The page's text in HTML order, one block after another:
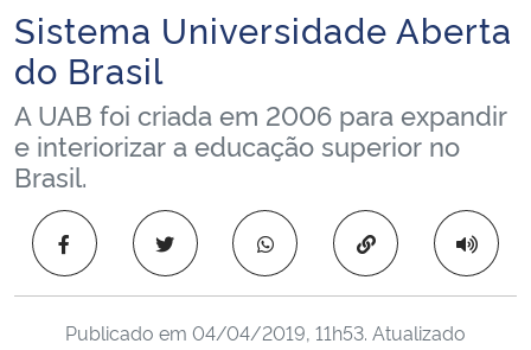
Ministério da Infraestrutura
Ministério da Agricultura, Pecuária e Abastecimento
Ministério da Educação
Ministério da Cidadania
Ministério da Saúde
Início do conteúdo
Sistema Universidade Aberta
do Brasil
A UAB foi criada em 2006 para expandir
e interiorizar a educação superior no
Brasil.
Copiar para área
Publicado em 04/04/2019, 11h53. Atualizado